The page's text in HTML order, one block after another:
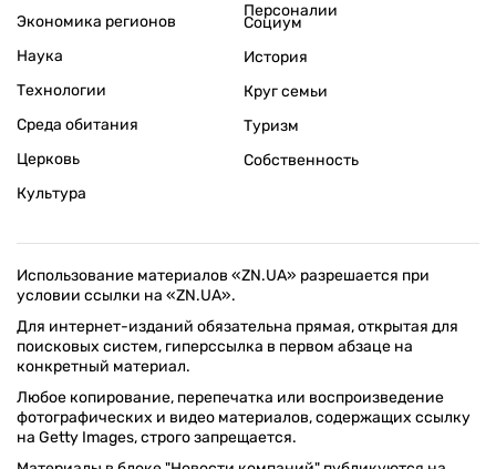
Экономика регионов
Персоналии
Наука
Технологии
Среда обитания
Церковь
Культура
Социум
История
Круг семьи
Туризм
Собственность
Использование материалов «ZN.UA» разрешается при
условии ссылки на «ZN.UA».
Для интернет-изданий обязательна прямая, открытая для
поисковых систем, гиперссылка в первом абзаце на
конкретный материал.
Любое копирование, перепечатка или воспроизведение
фотографических и видео материалов, содержащих ссылку
на Getty Images, строго запрещается.